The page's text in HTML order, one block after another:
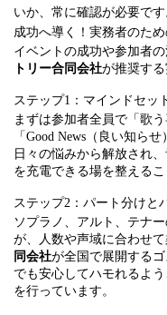
いか、常に確認が必要です
成功へ導く！実務者のた
イベントの成功や参加者
トリー合同会社が推奨する
ステップ1：マインドセッ
まずは参加者全員で「歌
「Good News（良い知ら
日々の悩みから解放され
を充電できる場を整えるこ
ステップ2：パート分けと
ソプラノ、アルト、テナ
が、人数や声域に合わせて
同会社が全国で展開する
でも安心してハモれるよ
を行っています。